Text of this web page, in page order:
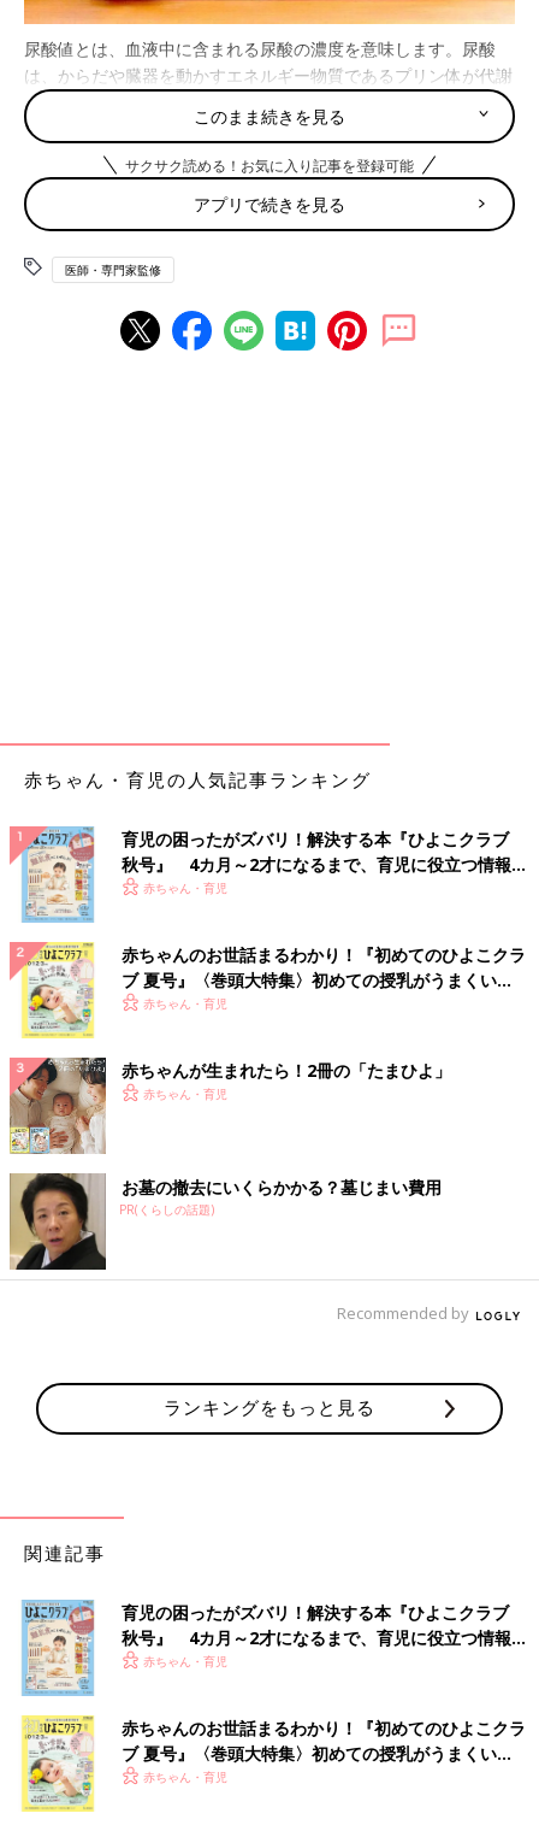
尿酸値とは、血液中に含まれる尿酸の濃度を意味します。尿酸
は、からだや臓器を動かすエネルギー物質であるプリン体が代謝
された後に残る老廃物であり、私たちのからだに必要なものでは
ありません。尿酸は通常、腎臓を通じて尿として排泄されます。
尿酸値は7.0mg/dlまでは基準内であり、これを超えると「高尿酸
血症」と呼ばれます。（※1）高尿酸血症は、尿酸が過剰に産生さ
れるか尿中への排泄力が低下することで、体内の尿酸のバランス
が崩れ、血中の尿酸濃度が以上に高まってしまっている状態で
す。
「高尿酸血症」にならないためには、定期的な健康診断で尿酸値
高尿酸血症を放置すると、痛風発作や尿路結石の原因となりま
す。尿酸の血中濃度が高くなりすぎると、尿酸が血中に溶けきら
なくなり、結晶化したものが体内に沈着します。この結晶化した
こされるのが痛風発作、腎臓で結晶をつくると尿路結石となるの
です。（※2）
痛風発作は、痛みで歩けなくなったり眠ることすら困難になった
りするなど、日常生活に支障をきたす可能性もあるため、痛風発
作がおきる前に尿酸値を改善することが重要です。
尿酸値が高くなる原因
尿酸値が高くなる原因には、主にプリン体やアルコールの過剰摂
のような関係性があるのか、それぞれ解説します。
プリン体が多い食材とは
えられます。プリン体は鶏や豚、牛のレバー、アジやイワシの干
物など、動物性食品に多く含まれています。
＜プリン体が多い食材（食材100g中のプリン体含有量）（※3）
このまま続きを見る
サクサク読める！お気に入り記事を登録可能
アプリで続きを見る
医師・専門家監修
赤ちゃん・育児の人気記事ランキング
育児の困ったがズバリ！解決する本『ひよこクラブ
秋号』 4カ月～2才になるまで、育児に役立つ情報が
いっぱい！
赤ちゃん・育児
赤ちゃんのお世話まるわかり！『初めてのひよこクラ
ブ 夏号』〈巻頭大特集〉初めての授乳がうまくい
く！ おっぱい・ミルクの基本と夏のトラブル 解決テ
赤ちゃん・育児
赤ちゃんが生まれたら！2冊の「たまひよ」
赤ちゃん・育児
お墓の撤去にいくらかかる？墓じまい費用
PR(くらしの話題)
Recommended by
ランキングをもっと見る
関連記事
育児の困ったがズバリ！解決する本『ひよこクラブ
秋号』 4カ月～2才になるまで、育児に役立つ情報が
いっぱい！
赤ちゃん・育児
赤ちゃんのお世話まるわかり！『初めてのひよこクラ
ブ 夏号』〈巻頭大特集〉初めての授乳がうまくい
く！ おっぱい・ミルクの基本と夏のトラブル 解決テ
赤ちゃん・育児